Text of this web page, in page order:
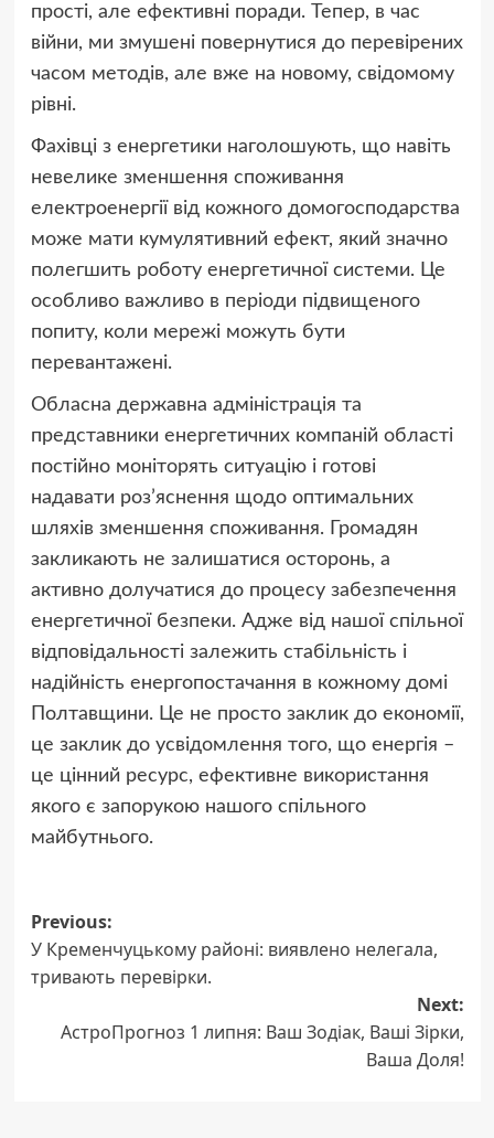
прості, але ефективні поради. Тепер, в час
війни, ми змушені повернутися до перевірених
часом методів, але вже на новому, свідомому
рівні.
Фахівці з енергетики наголошують, що навіть
невелике зменшення споживання
електроенергії від кожного домогосподарства
може мати кумулятивний ефект, який значно
полегшить роботу енергетичної системи. Це
особливо важливо в періоди підвищеного
попиту, коли мережі можуть бути
перевантажені.
Обласна державна адміністрація та
представники енергетичних компаній області
постійно моніторять ситуацію і готові
надавати роз’яснення щодо оптимальних
шляхів зменшення споживання. Громадян
закликають не залишатися осторонь, а
активно долучатися до процесу забезпечення
енергетичної безпеки. Адже від нашої спільної
відповідальності залежить стабільність і
надійність енергопостачання в кожному домі
Полтавщини. Це не просто заклик до економії,
це заклик до усвідомлення того, що енергія –
це цінний ресурс, ефективне використання
якого є запорукою нашого спільного
майбутнього.
Post
navigation
Previous:
У Кременчуцькому районі: виявлено нелегала,
тривають перевірки.
Next:
АстроПрогноз 1 липня: Ваш Зодіак, Ваші Зірки,
Ваша Доля!